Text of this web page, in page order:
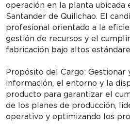
operación en la planta ubicada
Santander de Quilichao. El
profesional orientado a la
gestión de recursos y el
fabricación bajo altos
Propósito del Cargo: Gestionar
información, el entorno y la
producto para garantizar el
de los planes de producción,
operativo y optimizando los